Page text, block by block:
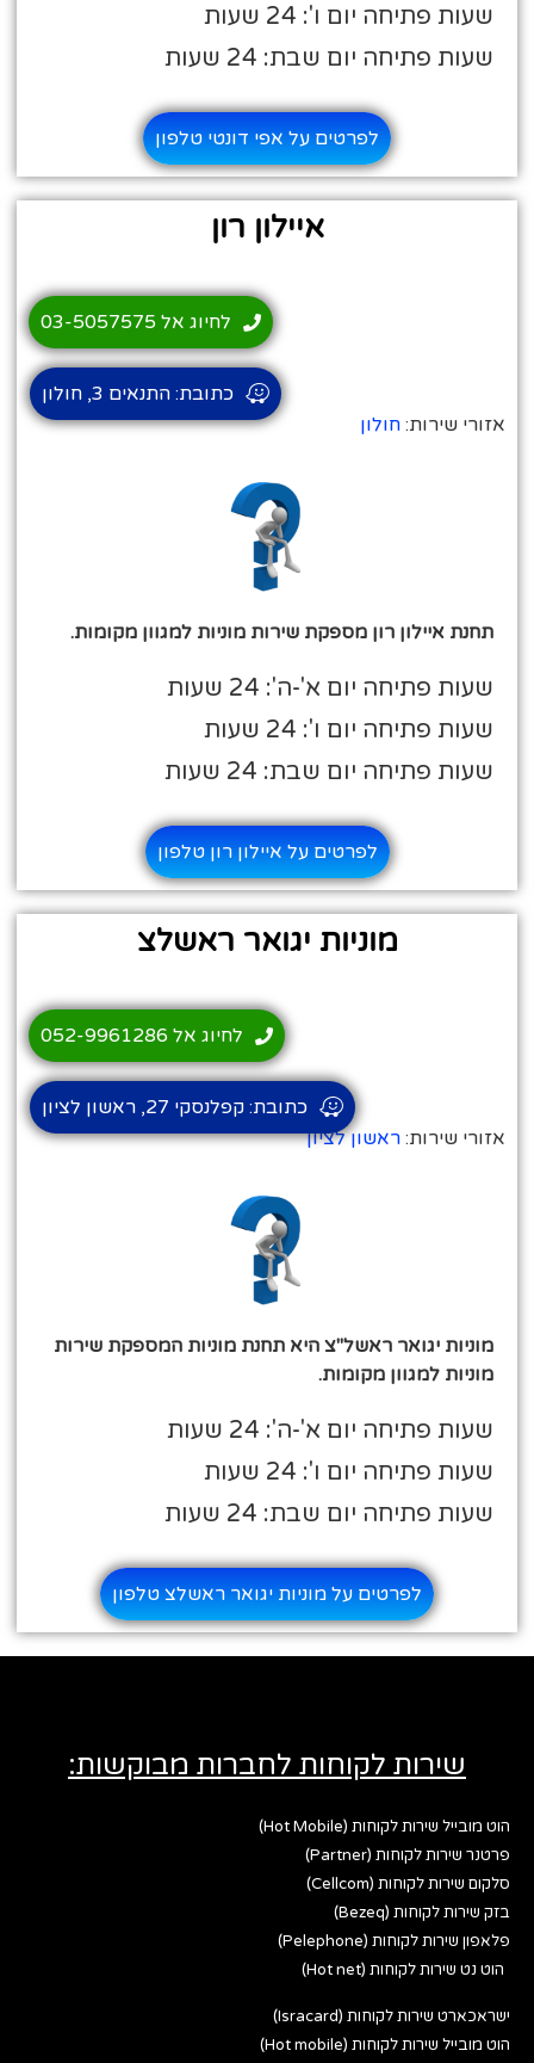
שעות פתיחה יום ו': 24 שעות
שעות פתיחה יום שבת: 24 שעות
לפרטים על אפי דונטי טלפון
איילון רון
אזורי שירות:חולון
תחנת איילון רון מספקת שירות מוניות למגוון מקומות.
שעות פתיחה יום א'-ה': 24 שעות
שעות פתיחה יום ו': 24 שעות
שעות פתיחה יום שבת: 24 שעות
לחיוג אל 03-5057575
כתובת: התנאים 3, חולון
לפרטים על איילון רון טלפון
מוניות יגואר ראשלצ
אזורי שירות:ראשון לציון
מוניות יגואר ראשל"צ היא תחנת מוניות המספקת שירות
מוניות למגוון מקומות.
שעות פתיחה יום א'-ה': 24 שעות
שעות פתיחה יום ו': 24 שעות
שעות פתיחה יום שבת: 24 שעות
לחיוג אל 052-9961286
כתובת: קפלנסקי 27, ראשון לציון
לפרטים על מוניות יגואר ראשלצ טלפון
שירות לקוחות לחברות מבוקשות:
הוט מובייל שירות לקוחות (Hot Mobile)
פרטנר שירות לקוחות (Partner)
סלקום שירות לקוחות (Cellcom)
בזק שירות לקוחות (Bezeq)
פלאפון שירות לקוחות (Pelephone)
הוט נט שירות לקוחות (Hot net)
ישראכארט שירות לקוחות (Isracard)
הוט מובייל שירות לקוחות (Hot mobile)